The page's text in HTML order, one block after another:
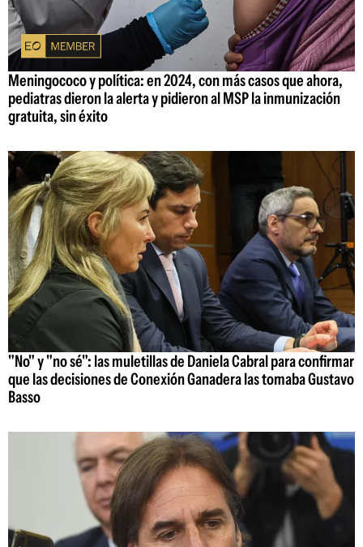
Meningococo y política: en 2024, con más casos que ahora,
pediatras dieron la alerta y pidieron al MSP la inmunización
gratuita, sin éxito
"No" y "no sé": las muletillas de Daniela Cabral para confirmar
que las decisiones de Conexión Ganadera las tomaba Gustavo
Basso